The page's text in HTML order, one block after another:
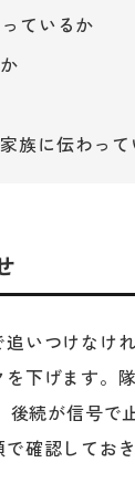
ているか
族に伝わっ
いつけなけ
下げます。
後続が信号で
確認しておき